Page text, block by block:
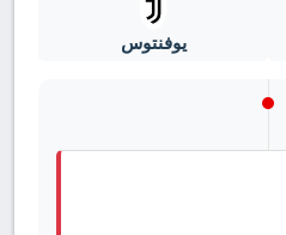
يوفنتوس